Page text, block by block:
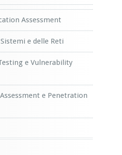
Assessment
e delle Reti
e Vulnerability
e Penetration